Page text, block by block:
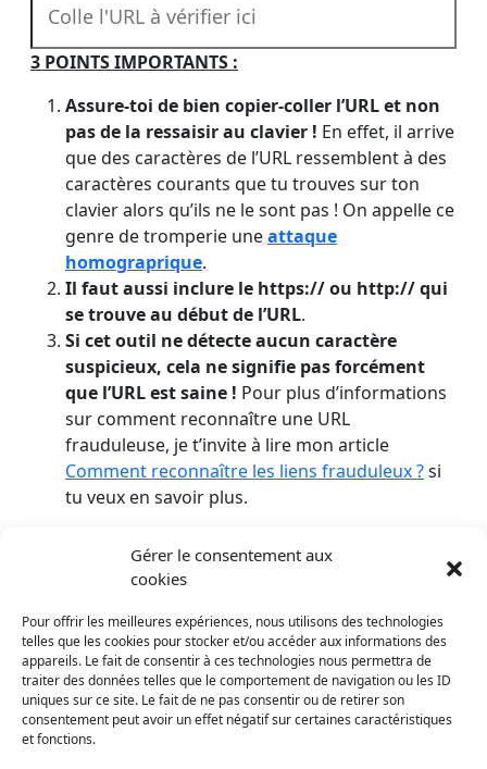
Gérer le consentement aux
cookies
Pour offrir les meilleures expériences, nous utilisons des technologies
telles que les cookies pour stocker et/ou accéder aux informations des
appareils. Le fait de consentir à ces technologies nous permettra de
traiter des données telles que le comportement de navigation ou les ID
uniques sur ce site. Le fait de ne pas consentir ou de retirer son
consentement peut avoir un effet négatif sur certaines caractéristiques
et fonctions.
3 POINTS IMPORTANTS :
Assure-toi de bien copier-coller l’URL et non
pas de la ressaisir au clavier ! En effet, il arrive
que des caractères de l’URL ressemblent à des
caractères courants que tu trouves sur ton
clavier alors qu’ils ne le sont pas ! On appelle ce
genre de tromperie uneattaque
homograprique.
Il faut aussi inclure le https:// ou http:// qui
se trouve au début de l’URL.
Si cet outil ne détecte aucun caractère
suspicieux, cela ne signifie pas forcément
que l’URL est saine ! Pour plus d’informations
sur comment reconnaître une URL
frauduleuse, je t’invite à lire mon article
Comment reconnaître les liens frauduleux ?si
tu veux en savoir plus.
innoncente au premier abord :
https://www.exаｍple.com
Cet article t'a plu ? Partage-le !